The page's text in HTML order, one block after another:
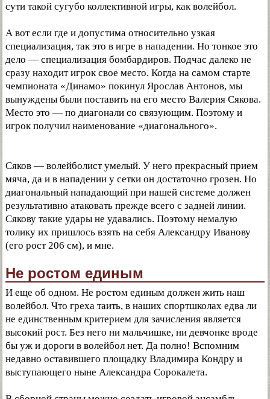
сути такой сугубо коллективной игры, как волейбол.
А вот если где и допустима относительно узкая
специализация, так это в игре в нападении. Но тонкое это
дело — специализация бомбардиров. Подчас далеко не
сразу находит игрок свое место. Когда на самом старте
чемпионата «Динамо» покинул Ярослав Антонов, мы
вынуждены были поставить на его место Валерия Сякова.
Место это — по диагонали со связующим. Поэтому и
игрок получил наименование «диагонального».
Сяков — волейболист умелый. У него прекрасный прием
мяча, да и в нападении у сетки он достаточно грозен. Но
диагональный нападающий при нашей системе должен
результативно атаковать прежде всего с задней линии.
Сякову такие удары не удавались. Поэтому немалую
толику их пришлось взять на себя Александру Иванову
(его рост 206 см), и мне.
Не ростом единым
И еще об одном. Не ростом единым должен жить наш
волейбол. Что греха таить, в наших спортшколах едва ли
не единственным критерием для зачисления является
высокий рост. Без него ни мальчишке, ни девчонке вроде
бы уж и дороги в волейбол нет. Да полно! Вспомним
недавно оставившего площадку Владимира Кондру и
выступающего ныне Александра Сорокалета.